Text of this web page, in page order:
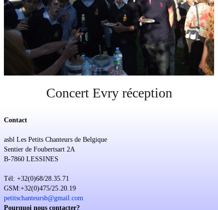
Soutien
Sponsoring
Événements
Concert Evry réception
Contact
asbl Les Petits Chanteurs de Belgique
Sentier de Foubertsart 2A
B-7860 LESSINES
Tél: +32(0)68/28.35.71
GSM:+32(0)475/25.20.19
petitschanteursb@gmail.com
Pourquoi nous contacter?